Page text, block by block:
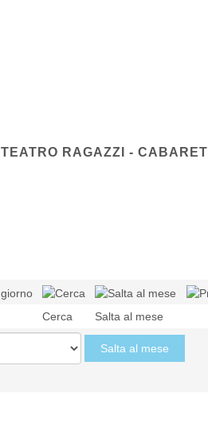
TEATRO RAGAZZI - CABARET
Cerca Salta al mese
Salta al mese